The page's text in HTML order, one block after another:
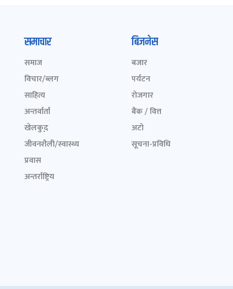
समाचार
समाज
विचार/ब्लग
साहित्य
अन्तर्वार्ता
खेलकुद़़
जीवनशैली/स्वास्थ्य
प्रवास
अन्तर्राष्ट्रिय
बिजनेस
बजार
पर्यटन
रोजगार
बैंक / वित्त
अटो
सूचना-प्रविधि